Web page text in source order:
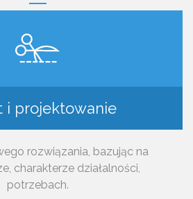
i projektowanie
rozwiązania, bazując na
charakterze działalności,
potrzebach.